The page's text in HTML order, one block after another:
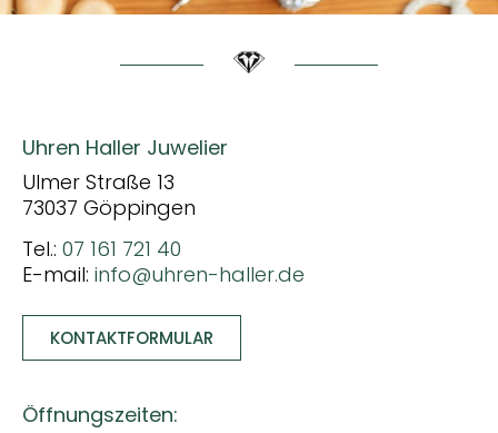
Uhren Haller Juwelier
Ulmer Straße 13
73037 Göppingen
Tel.: 07 161 721 40
E-mail: info@uhren-haller.de
KONTAKTFORMULAR
Öffnungszeiten: